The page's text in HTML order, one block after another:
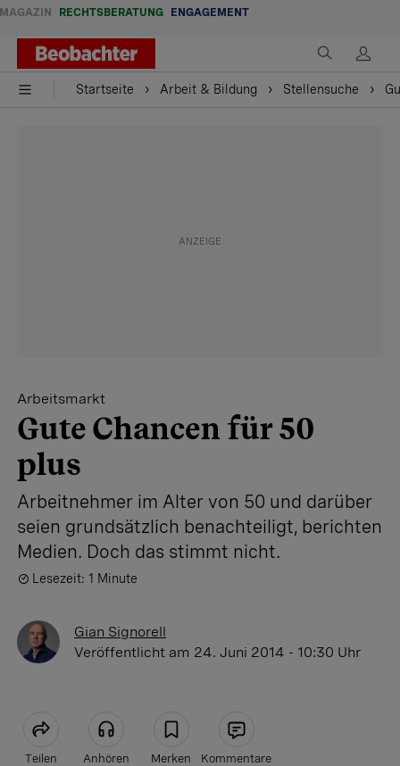
MAGAZIN RECHTSBERATUNG ENGAGEMENT
Startseite Arbeit & Bildung Stellensuche
Arbeitsmarkt
Gute Chancen für 50
plus
Arbeitnehmer im Alter von 50 und darüber
seien grundsätzlich benachteiligt, berichten
Medien. Doch das stimmt nicht.
Lesezeit: 1 Minute
Gian Signorell
Veröffentlicht am 24. Juni 2014 - 10:30 Uhr
Teilen Anhören Merken Kommentare